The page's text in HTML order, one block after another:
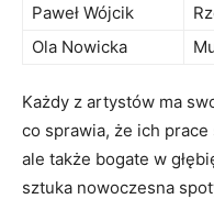
Paweł ‌Wójcik
Ola Nowicka
Każdy z artystów ma
co sprawia, że ich
ale także bogate​ w
sztuka nowoczesna